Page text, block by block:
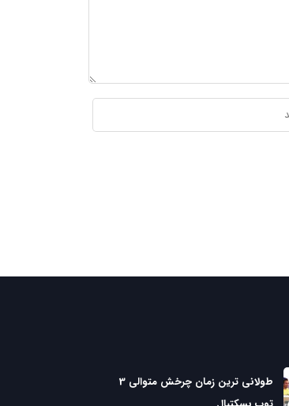
طولانی ترین زمان چرخش متوالی 3